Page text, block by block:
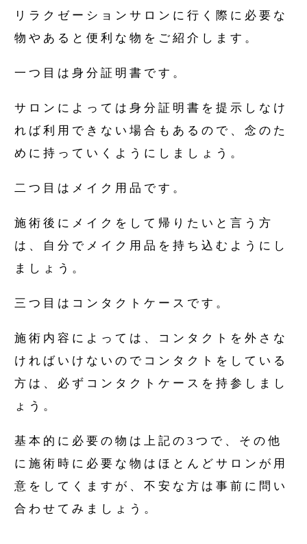
リラクゼーションサロンに行く際に必要な
物やあると便利な物をご紹介します。
一つ目は身分証明書です。
サロンによっては身分証明書を提示しなけ
れば利用できない場合もあるので、念のた
めに持っていくようにしましょう。
二つ目はメイク用品です。
施術後にメイクをして帰りたいと言う方
は、自分でメイク用品を持ち込むようにし
ましょう。
三つ目はコンタクトケースです。
施術内容によっては、コンタクトを外さな
ければいけないのでコンタクトをしている
方は、必ずコンタクトケースを持参しまし
ょう。
基本的に必要の物は上記の3つで、その他
に施術時に必要な物はほとんどサロンが用
意をしてくますが、不安な方は事前に問い
合わせてみましょう。